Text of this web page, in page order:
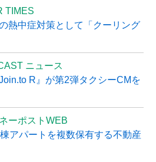
TIMES
熱中症対策として「クーリング
ニュース
R』が第2弾タクシーCMを
ーポストWEB
アパートを複数保有する不動産